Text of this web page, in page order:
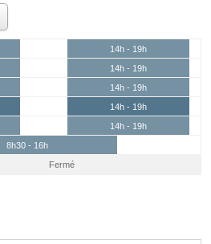
14h - 19h
14h - 19h
14h - 19h
14h - 19h
14h - 19h
8h30 - 16h
Fermé